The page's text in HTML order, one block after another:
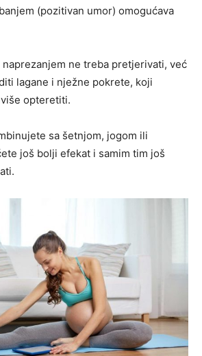
(pozitivan umor) omogućava
ne treba pretjerivati, već
lagane i nježne pokrete, koji
opteretiti.
sa šetnjom, jogom ili
još bolji efekat i samim tim još